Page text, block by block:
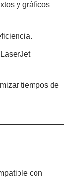
y gráficos
tiempos de
con